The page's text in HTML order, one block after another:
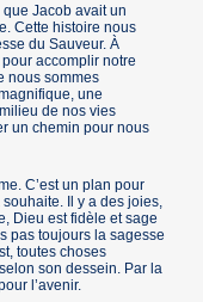
que Jacob avait un
Cette histoire nous
du Sauveur. À
accomplir notre
nous sommes
une
de nos vies
un chemin pour nous
C’est un plan pour
Il y a des joies,
Dieu est fidèle et sage
pas toujours la sagesse
toutes choses
son dessein. Par la
l’avenir.